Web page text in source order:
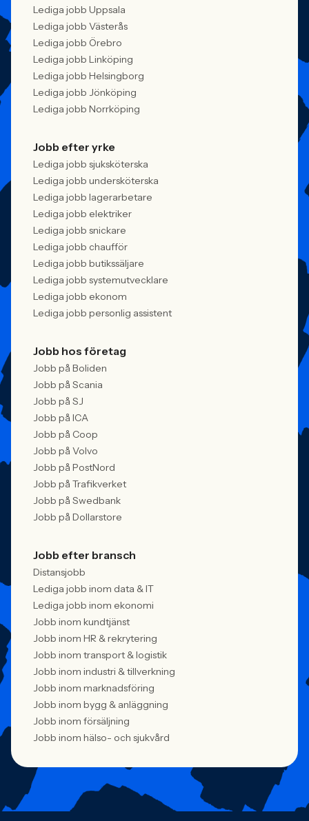
Lediga jobb Uppsala
Lediga jobb Västerås
Lediga jobb Örebro
Lediga jobb Linköping
Lediga jobb Helsingborg
Lediga jobb Jönköping
Lediga jobb Norrköping
Jobb efter yrke
Lediga jobb sjuksköterska
Lediga jobb undersköterska
Lediga jobb lagerarbetare
Lediga jobb elektriker
Lediga jobb snickare
Lediga jobb chaufför
Lediga jobb butikssäljare
Lediga jobb systemutvecklare
Lediga jobb ekonom
Lediga jobb personlig assistent
Jobb hos företag
Jobb på Boliden
Jobb på Scania
Jobb på SJ
Jobb på ICA
Jobb på Coop
Jobb på Volvo
Jobb på PostNord
Jobb på Trafikverket
Jobb på Swedbank
Jobb på Dollarstore
Jobb efter bransch
Distansjobb
Lediga jobb inom data & IT
Lediga jobb inom ekonomi
Jobb inom kundtjänst
Jobb inom HR & rekrytering
Jobb inom transport & logistik
Jobb inom industri & tillverkning
Jobb inom marknadsföring
Jobb inom bygg & anläggning
Jobb inom försäljning
Jobb inom hälso- och sjukvård